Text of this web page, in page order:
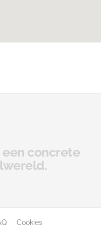
concrete
Cookies